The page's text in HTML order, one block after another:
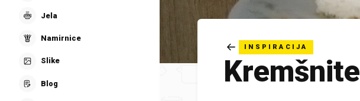
Jela
Namirnice
Slike
Blog
INSPIRACIJA
Kremšnite